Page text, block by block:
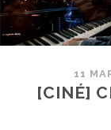
11
[CINÉ]